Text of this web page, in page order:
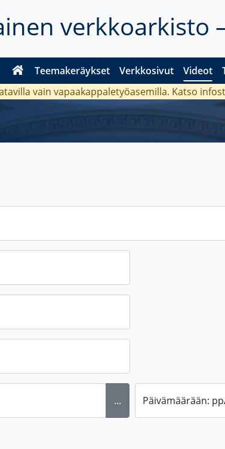
verkkoarkisto
Teemakeräykset Verkkosivut Videot
vain vapaakappaletyöasemilla. Katso
... Päivämäärään: